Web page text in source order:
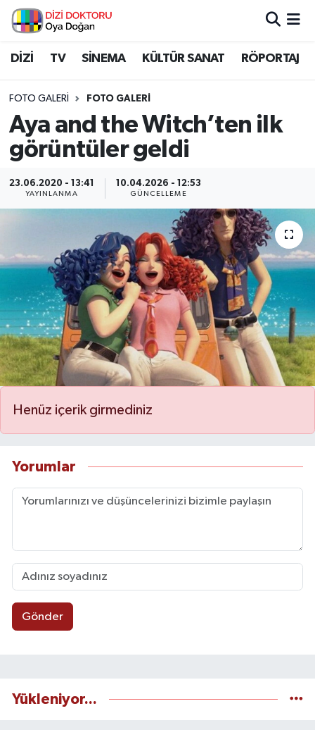
DİZİ TV SİNEMA KÜLTÜR SANAT RÖPORTAJ
FOTO GALERI FOTO GALERİ
Aya and the Witch’ten ilk
görüntüler geldi
23.06.2020 - 13:41
YAYINLANMA
10.04.2026 - 12:53
GÜNCELLEME
Henüz içerik girmediniz
Yorumlar
Gönder
Yükleniyor...
İstanbul Nöbetçi Eczaneler
İstanbul Namaz Vakitleri
İstanbul Trafik Yoğunluk Haritası
Süper Lig Puan Durumu ve Fikstür
Tüm Manşetler
Son Dakika Haberleri
Haber Arşivi